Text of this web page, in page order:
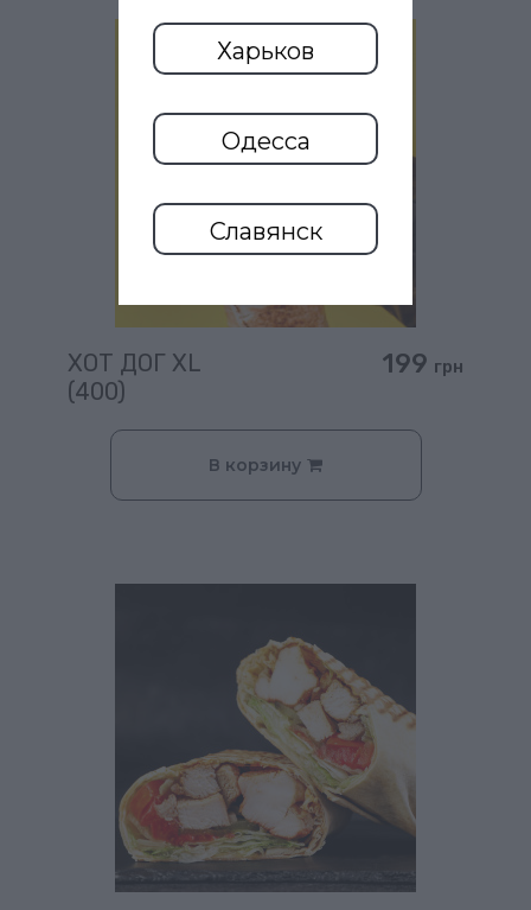
ХОТ ДОГ XL
(400)
199 грн
В корзину
Харьков
Одесса
Славянск